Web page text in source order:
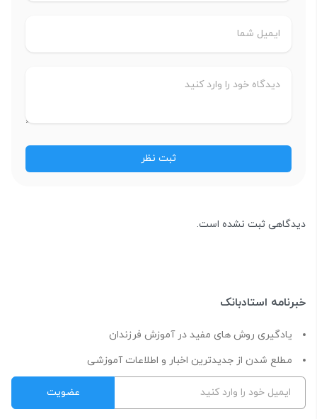
دیدگاهی ثبت نشده است.
خبرنامه استادبانک
یادگیری روش های مفید در آموزش فرزندان
مطلع شدن از جدیدترین اخبار و اطلاعات آموزشی